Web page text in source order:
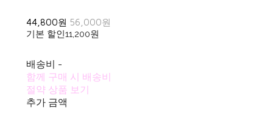
44,800원 56,000원
기본 할인11,200원
배송비 -
함께 구매 시 배송비
절약 상품 보기
추가 금액